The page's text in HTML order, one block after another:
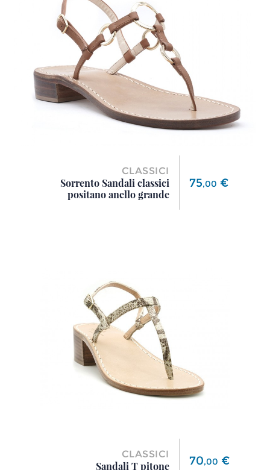
CLASSICI
Sorrento Sandali classici
positano anello grande
Prezzo
75,00 €
CLASSICI
Sandali T pitone
Prezzo
70,00 €